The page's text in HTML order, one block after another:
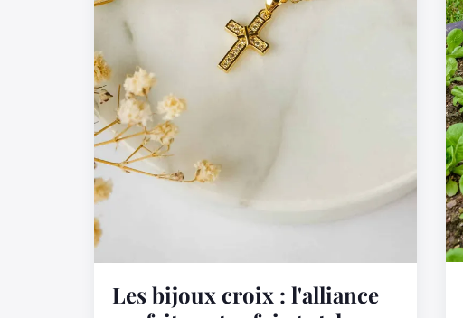
Les bijoux croix : l'alliance